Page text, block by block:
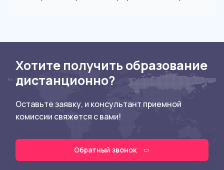
Хотите получить образование
дистанционно?
Оставьте заявку, и консультант приемной
комиссии свяжется с вами!
Обратный звонок